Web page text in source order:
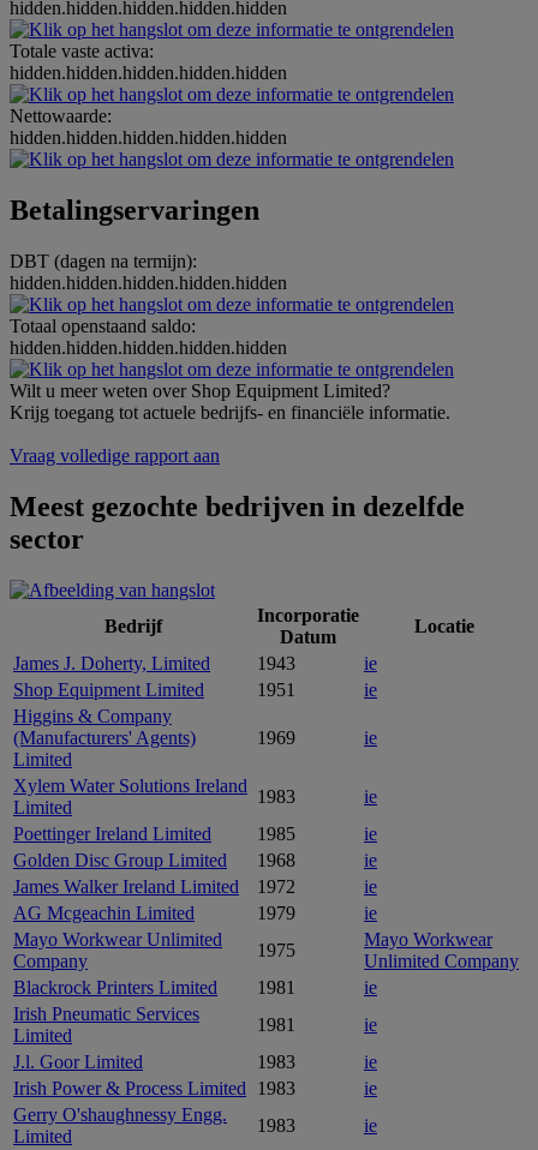
hidden.hidden.hidden.hidden.hidden
Totale vaste activa:
hidden.hidden.hidden.hidden.hidden
Nettowaarde:
hidden.hidden.hidden.hidden.hidden
Betalingservaringen
DBT (dagen na termijn):
hidden.hidden.hidden.hidden.hidden
Totaal openstaand saldo:
hidden.hidden.hidden.hidden.hidden
Wilt u meer weten over Shop Equipment Limited?
Krijg toegang tot actuele bedrijfs- en financiële informatie.
Vraag volledige rapport aan
Meest gezochte bedrijven in dezelfde
sector
Bedrijf
Incorporatie
Datum
Locatie
James J. Doherty, Limited
1943
ie
Shop Equipment Limited
1951
ie
Higgins & Company
(Manufacturers' Agents)
Limited
1969 ie
Xylem Water Solutions Ireland
Limited
1983
ie
Poettinger Ireland Limited
1985
ie
Golden Disc Group Limited
1968
ie
James Walker Ireland Limited
1972
ie
AG Mcgeachin Limited
1979
ie
Mayo Workwear Unlimited
Company
1975
Mayo Workwear
Unlimited Company
Blackrock Printers Limited
1981
ie
Irish Pneumatic Services
Limited
1981
ie
J.l. Goor Limited
1983
ie
Irish Power & Process Limited
1983
ie
Gerry O'shaughnessy Engg.
Limited
1983
ie